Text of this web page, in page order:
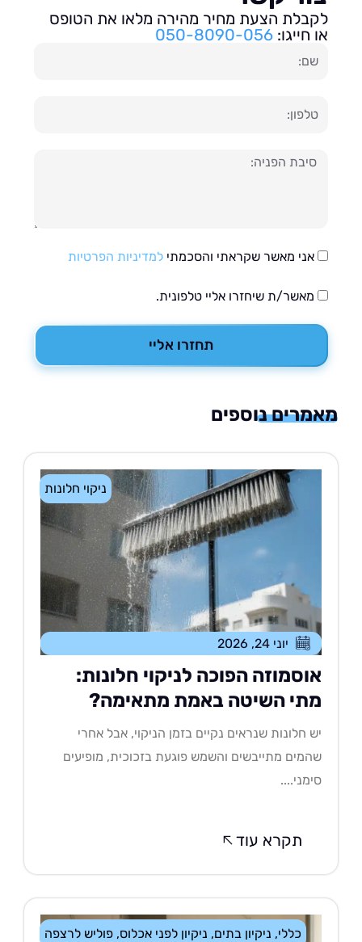
הצעת מחיר מהירה מלאו את הטופס
חייגו:050-8090-056
אני מאשר שקראתי והסכמתילמדיניות הפרטיות
מאשר/ת שיחזרו אליי טלפונית.
תחזרו אליי
נוספים
ניקוי חלונות
יוני 24, 2026
הפוכה לניקוי חלונות:
השיטה באמת מתאימה?
חלונות שנראים נקיים בזמן הניקוי, אבל אחרי
מתייבשים והשמש פוגעת בזכוכית, מופיעים
תקרא עוד
ניקיון בתים,ניקיון לפני אכלוס,פוליש לרצפה